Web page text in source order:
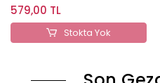
579,00 TL
Stokta Yok